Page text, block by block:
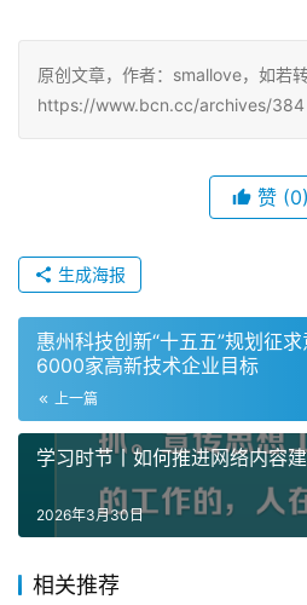
原创文章，作者：smallove，如若
https://www.bcn.cc/archives/384
赞 (0)
生成海报
惠州科技创新“十五五”规划征
6000家高新技术企业目标
上一篇
学习时节丨如何推进网络内容
2026年3月30日
相关推荐